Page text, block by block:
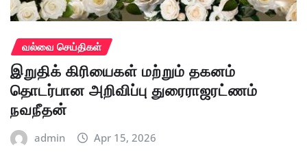
வல்வை செய்திகள்
இறுதிக் கிரியைகள் மற்றும் தகனம்
தொடர்பான அறிவிப்பு துரைராஜரட்ணம்
நவநீதன்
admin Apr 15, 2026